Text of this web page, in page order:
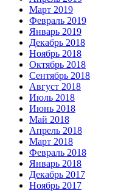
Март 2019
Февраль 2019
Январь 2019
Декабрь 2018
Ноябрь 2018
Октябрь 2018
Сентябрь 2018
Август 2018
Июль 2018
Июнь 2018
Май 2018
Апрель 2018
Март 2018
Февраль 2018
Январь 2018
Декабрь 2017
Ноябрь 2017